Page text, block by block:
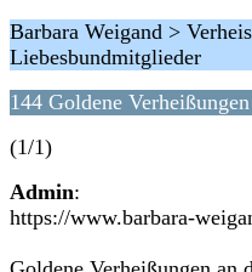
Barbara Weigand >
Liebesbundmitglieder
144 Goldene
(1/1)
Admin:
https://www.barbara-